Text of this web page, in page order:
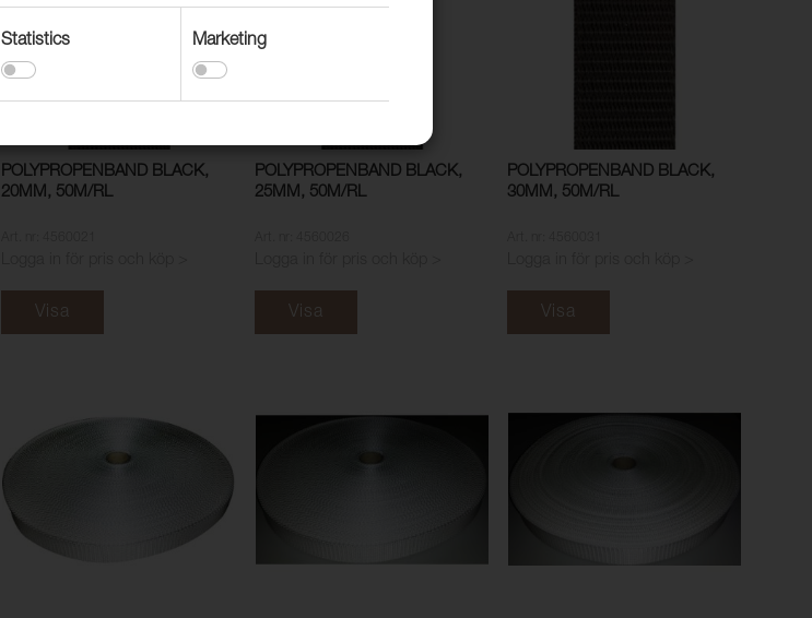
POLYPROPENBAND BLACK,
20MM, 50M/RL
Visa
POLYPROPENBAND BLACK,
25MM, 50M/RL
Visa
POLYPROPENBAND BLACK,
30MM, 50M/RL
Visa
Statistics Marketing